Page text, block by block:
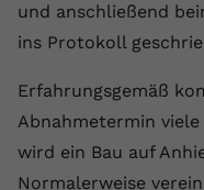
und anschließend
ins Protokoll
Erfahrungsgemäß
Abnahmetermin viele
wird ein Bau auf
Normalerweise
Name
Anbieter
Dieser